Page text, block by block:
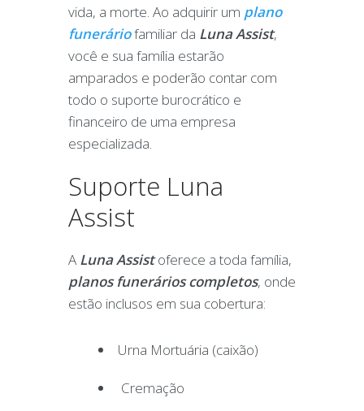
vida, a morte. Ao adquirir um plano
funeráriofamiliar da Luna Assist,
você e sua família estarão
amparados e poderão contar com
todo o suporte burocrático e
financeiro de uma empresa
especializada.
Suporte Luna
Assist
A Luna Assistoferece a toda família,
planos funerários completos, onde
estão inclusos em sua cobertura:
Urna Mortuária (caixão)
Cremação